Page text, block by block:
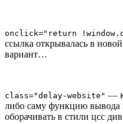
onclick="return
ссылка открывалась в
вариант…
class="delay-website" —
либо саму функцию вывода
оборачивать в стили цсс